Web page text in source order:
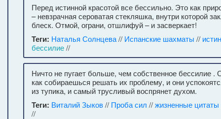
Перед истинной красотой все бессильно. Это как
– невзрачная сероватая стекляшка, внутри которой
блеск. Отмой, ограни, отшлифуй – и засверкает!
Теги: Наталья Солнцева// Испанские шахматы //
бессилие//
Ничто не пугает больше, чем собственное бессилие
как собираешься решать их проблему, и они
из тупика, и самый трусливый воспрянет духом.
Теги: Виталий Зыков// Проба сил //жизненные цитаты
//